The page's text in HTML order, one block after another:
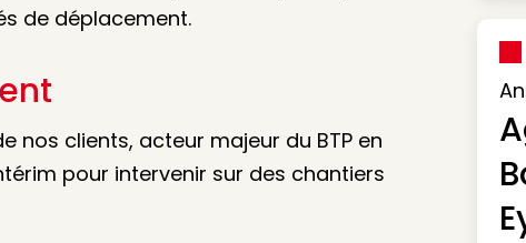
de déplacement.
nos clients, acteur majeur du BTP en
pour intervenir sur des chantiers